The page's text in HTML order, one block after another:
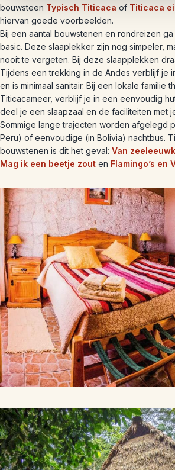
bouwsteen Typisch Titicaca of Titicaca
hiervan goede voorbeelden.
Bij een aantal bouwstenen en rondreizen
basic. Deze slaaplekker zijn nog simpeler,
nooit te vergeten. Bij deze slaapplekken
Tijdens een trekking in de Andes verblijf je
en is minimaal sanitair. Bij een lokale familie
Titicacameer, verblijf je in een eenvoudig
deel je een slaapzaal en de faciliteiten met
Sommige lange trajecten worden afgelegd
Peru) of eenvoudige (in Bolivia) nachtbus.
bouwstenen is dit het geval: Van
Mag ik een beetje zout en Flamingo’s en